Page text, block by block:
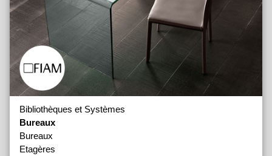
Bibliothèques et Systèmes
Bureaux
Bureaux
Etagères